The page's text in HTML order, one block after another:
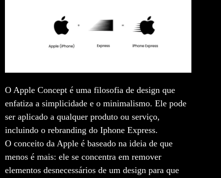
O Apple Concept é uma filosofia de design que
enfatiza a simplicidade e o minimalismo. Ele pode
ser aplicado a qualquer produto ou serviço,
incluindo o rebranding do Iphone Express.
O conceito da Apple é baseado na ideia de que
menos é mais: ele se concentra em remover
elementos desnecessários de um design para que